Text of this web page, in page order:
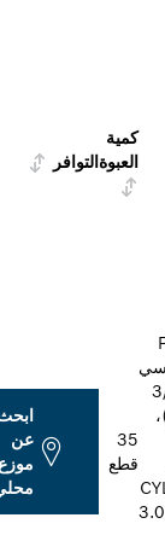
كمية
العبوةالتوافر
قطع
ابحث
عن
موزع
محلي